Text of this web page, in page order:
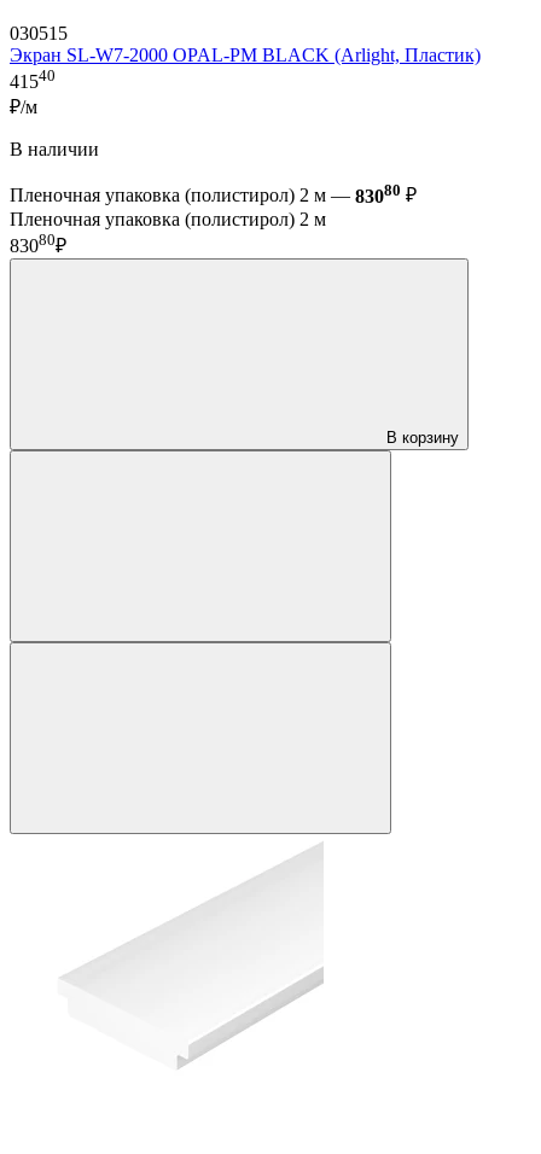
030515
Экран SL-W7-2000 OPAL-PM BLACK (Arlight, Пластик)
41540
₽/м
В наличии
Пленочная упаковка (полистирол) 2 м — 83080 ₽
Пленочная упаковка (полистирол) 2 м
83080₽
В корзину